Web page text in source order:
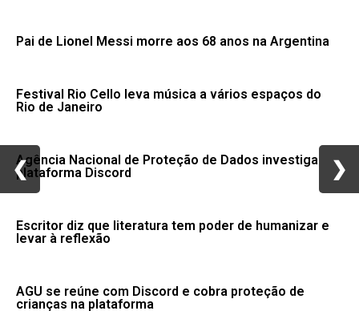
Pai de Lionel Messi morre aos 68 anos na Argentina
Festival Rio Cello leva música a vários espaços do
Rio de Janeiro
Agência Nacional de Proteção de Dados investiga
plataforma Discord
Escritor diz que literatura tem poder de humanizar e
levar à reflexão
AGU se reúne com Discord e cobra proteção de
crianças na plataforma
❮ ❯
❮ ❯